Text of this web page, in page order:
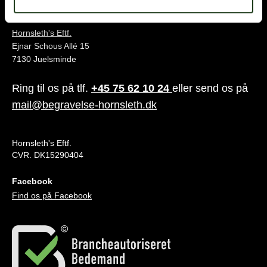
Hornsleth's Eftf.
Ejnar Schous Allé 15
7130 Juelsminde
Ring til os på tlf. +45 75 62 10 24 eller send os på
mail@begravelse-hornsleth.dk
Hornsleth's Eftf.
CVR. DK15290404
Facebook
Find os på Facebook